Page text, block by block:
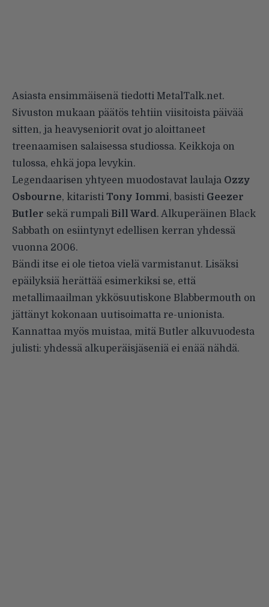
Asiasta ensimmäisenä tiedotti MetalTalk.net.
Sivuston mukaan päätös tehtiin viisitoista päivää
sitten, ja heavyseniorit ovat jo aloittaneet
treenaamisen salaisessa studiossa. Keikkoja on
tulossa, ehkä jopa levykin.
Legendaarisen yhtyeen muodostavat laulaja Ozzy
Osbourne, kitaristi Tony Iommi, basisti Geezer
Butler sekä rumpali Bill Ward. Alkuperäinen Black
Sabbath on esiintynyt edellisen kerran yhdessä
vuonna 2006.
Bändi itse ei ole tietoa vielä varmistanut. Lisäksi
epäilyksiä herättää esimerkiksi se, että
metallimaailman ykkösuutiskone Blabbermouth on
jättänyt kokonaan uutisoimatta re-unionista.
Kannattaa myös muistaa, mitä Butler alkuvuodesta
julisti: yhdessä alkuperäisjäseniä ei enää nähdä.